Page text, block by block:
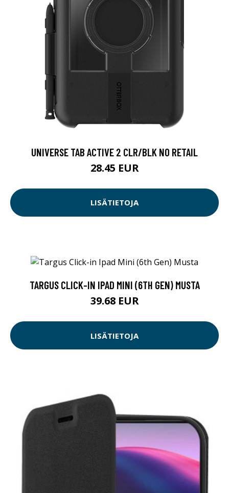
UNIVERSE TAB ACTIVE 2 CLR/BLK NO RETAIL
28.45 EUR
LISÄTIETOJA
TARGUS CLICK-IN IPAD MINI (6TH GEN) MUSTA
39.68 EUR
LISÄTIETOJA